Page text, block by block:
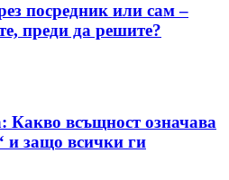
посредник или сам –
преди да решите?
Какво всъщност означава
и защо всички ги